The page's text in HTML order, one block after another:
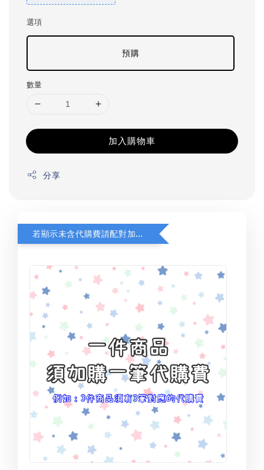
選項
預購
數量
加入購物車
分享
若顯示未含代購費請配對加購(未加購視同無效訂單)